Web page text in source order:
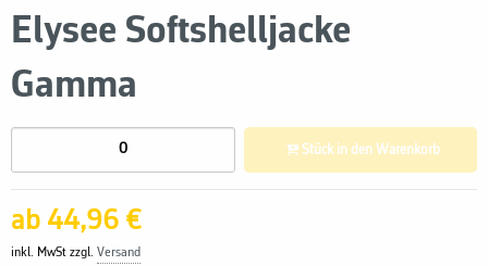
Elysee Softshelljacke
Gamma
ab 44,96 €
inkl. MwSt zzgl. Versand
Stück in den Warenkorb